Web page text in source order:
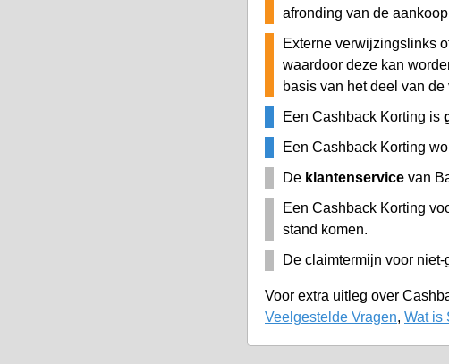
afronding van de
Externe verwijzingslinks
waardoor deze kan
basis van het deel van
Een Cashback Korting is
Een Cashback Korting
De klantenservice van
Een Cashback Korting
stand komen.
De claimtermijn voor
Voor extra uitleg over
Veelgestelde Vragen, Wat is